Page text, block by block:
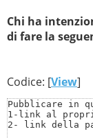
Chi ha
di fare la
Codice: [View]
Pubblicare in
1-link al
2- link della